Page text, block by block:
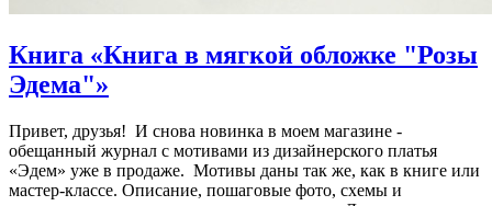
Книга «Книга в мягкой обложке "Розы
Эдема"»
Привет, друзья! И снова новинка в моем магазине -
обещанный журнал с мотивами из дизайнерского платья
«Эдем» уже в продаже. Мотивы даны так же, как в книге или
мастер-классе. Описание, пошаговые фото, схемы и